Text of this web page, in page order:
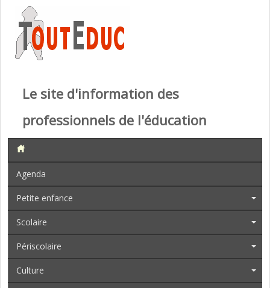
Le site d'information des
professionnels de l'éducation
Agenda
Petite enfance
Scolaire
Périscolaire
Culture